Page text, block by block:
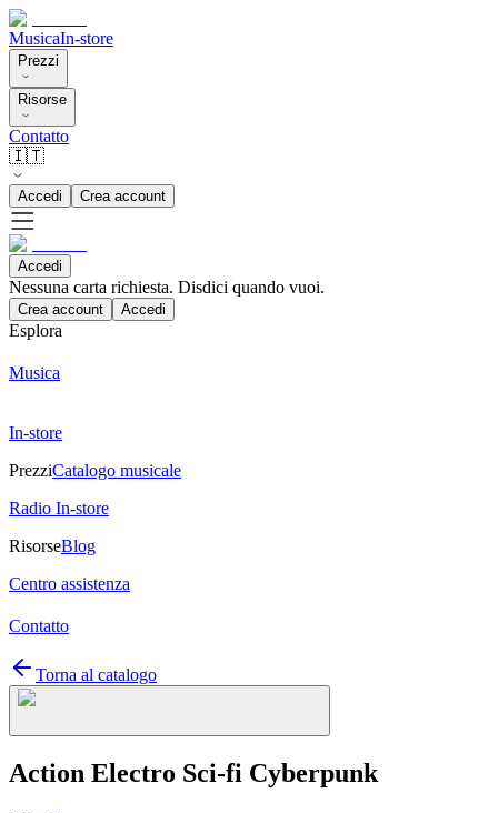
MusicaIn-store
Prezzi
Risorse
Contatto
🇮🇹
Accedi Crea account
Accedi
Nessuna carta richiesta. Disdici quando vuoi.
Crea account Accedi
Esplora
Musica
In-store
PrezziCatalogo musicale
Radio In-store
RisorseBlog
Centro assistenza
Contatto
Torna al catalogo
Action Electro Sci-fi Cyberpunk